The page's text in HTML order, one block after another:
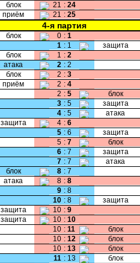
блок 21 : 24
приём 21 : 25
4-я партия
блок 0 : 1
1 : 1 защита
блок 1 : 2
атака 2 : 2
блок 2 : 3
приём 2 : 4
2 : 5 блок
3 : 5 защита
4 : 5 атака
защита 4 : 6
5 : 6 защита
5 : 7 блок
6 : 7 защита
7 : 7 атака
блок 8 : 7
атака 8 : 8
9 : 8
10 : 8 защита
защита 10 : 9
защита 10 : 10
10 : 11 блок
10 : 12 блок
10 : 13 блок
11 : 13 блок